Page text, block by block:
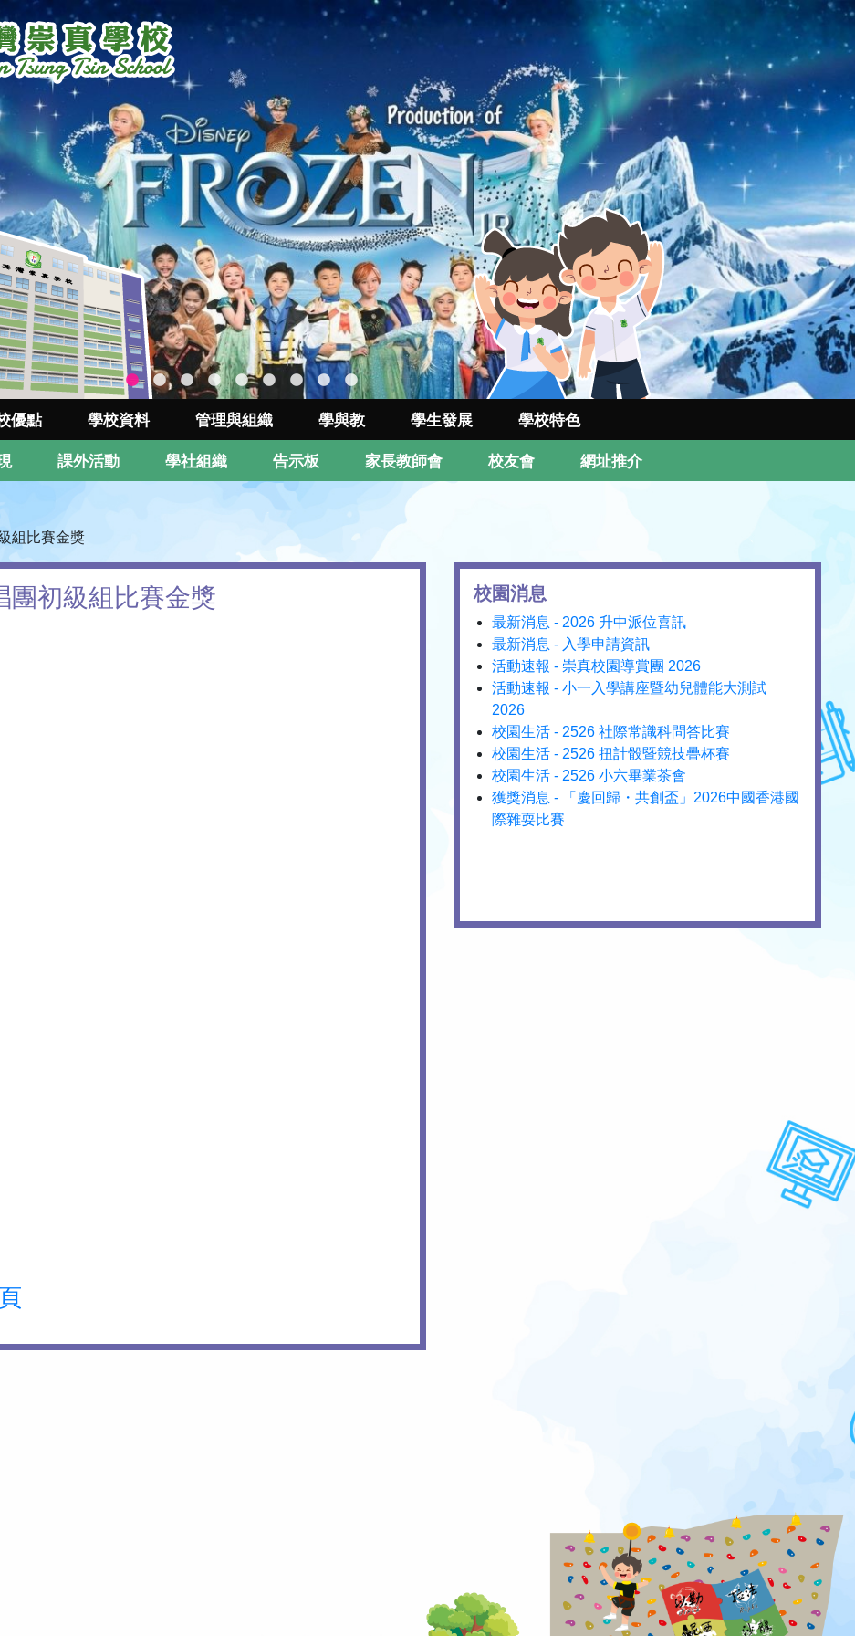
優點 學校資料 管理與組織 學與教 學生發展 學校特色
課外活動 學社組織 告示板 家長教師會 校友會 網址推介
組比賽金獎
團初級組比賽金獎 校園消息
最新消息 - 2026 升中派位喜訊
最新消息 - 入學申請資訊
活動速報 - 崇真校園導賞團 2026
活動速報 - 小一入學講座暨幼兒體能大測試
2026
校園生活 - 2526 社際常識科問答比賽
校園生活 - 2526 扭計骰暨競技疊杯賽
校園生活 - 2526 小六畢業茶會
獲獎消息 - 「慶回歸・共創盃」2026中國香港國
際雜耍比賽